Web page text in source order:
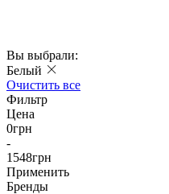
Вы выбрали:
Белый
Очистить все
Фильтр
Цена
0грн
-
1548грн
Применить
Бренды